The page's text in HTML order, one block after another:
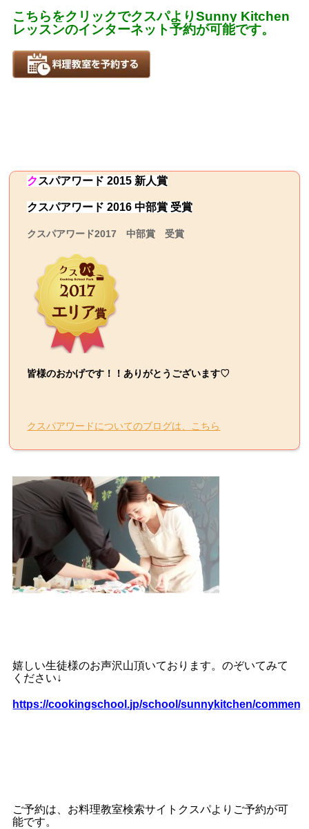
こちらをクリックでクスパよりSunny Kitchen
レッスンのインターネット予約が可能です。
ク スパアワード 2015 新人賞
クスパアワード 2016 中部賞 受賞
クスパアワード2017 中部賞 受賞
皆様のおかげです！！ありがとうございます♡
クスパアワードについてのブログは、こちら
嬉しい生徒様のお声沢山頂いております。のぞいてみて
ください↓
https://cookingschool.jp/school/sunnykitchen/comment
ご予約は、お料理教室検索サイトクスパよりご予約が可
能です。